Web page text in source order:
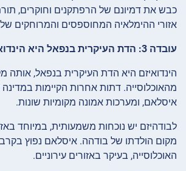
כבש את דמיונם של הרפתקנים וחוקרים,
אזורי ההימלאיה המחוספסים והמרוחקים
עובדה 3: הדת העיקרית בנפאל היא הינדואיזם
מהאוכלוסייה. דתות אחרות הקיימות במדינה
איסלאם, ומערכות אמונה מקומיות שונות.
לבודהיזם יש נוכחות משמעותית, במיוחד
מקום הולדתו של בודהה. איסלאם נפוץ
האוכלוסייה, בעיקר באזורים עירוניים.